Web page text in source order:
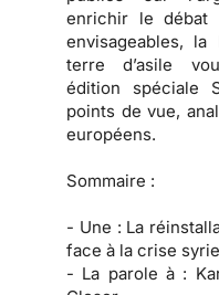
enrichir le débat
envisageables,
terre d’asile
édition spéciale
points de vue,
européens.
Sommaire :
- Une : La
face à la crise
- La parole à :